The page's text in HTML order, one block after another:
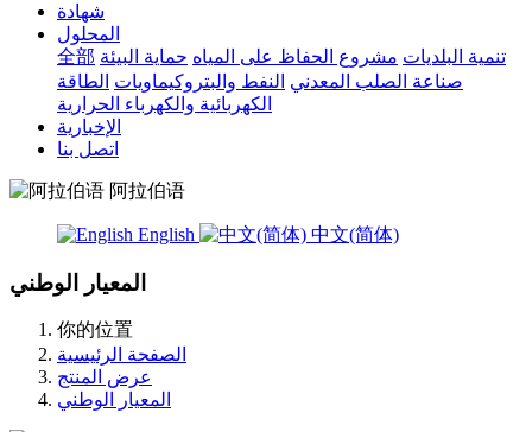
شهادة
المحلول
全部
تنمية البلديات مشروع الحفاظ على المياه حماية البيئة
صناعة الصلب المعدني النفط والبتروكيماويات الطاقة
الكهربائية والكهرباء الحرارية
الإخبارية
اتصل بنا
阿拉伯语
English 中文(简体)
المعيار الوطني
你的位置
الصفحة الرئيسية
عرض المنتج
المعيار الوطني